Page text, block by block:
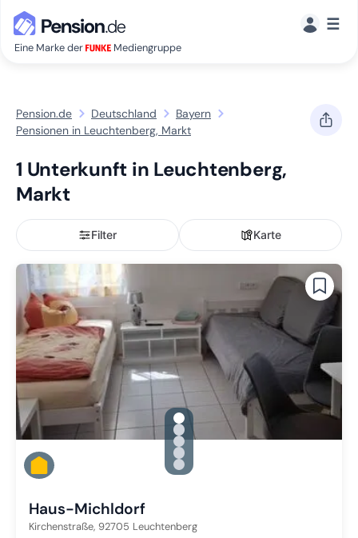
Eine Marke der Mediengruppe
☰
Pension.de Deutschland
Bayern
Pensionen in Leuchtenberg, Markt
1 Unterkunft in Leuchtenberg,
Markt
Filter Karte
gallery.slide_selector
Zu Slide 1 wechseln
Zu Slide 2 wechseln
Zu Slide 3 wechseln
Zu Slide 4 wechseln
Zu Slide 5 wechseln
Haus-Michldorf
Kirchenstraße, 92705 Leuchtenberg